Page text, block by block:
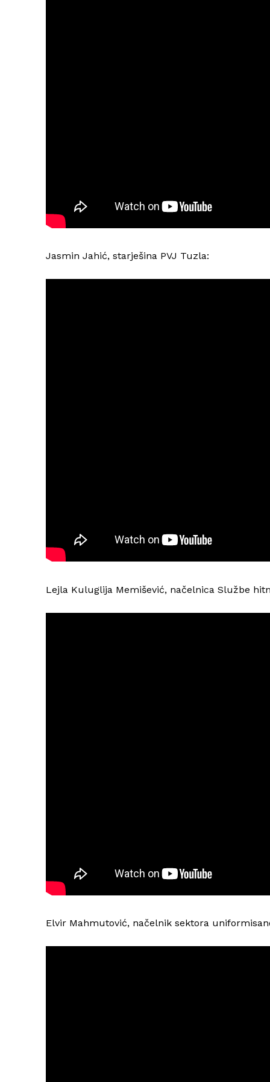
Jasmin Jahić, starješina PVJ Tuzla:
Lejla Kuluglija Memišević, načelnica Službe
Elvir Mahmutović, načelnik sektora